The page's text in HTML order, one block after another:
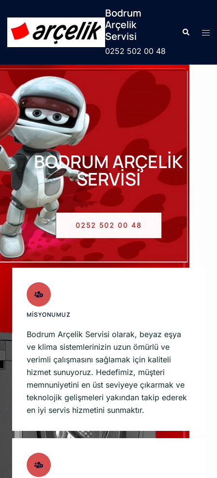
Bodrum
Arçelik
Servisi
0252 502 00 48
BODRUM ARÇELİK
SERVİSİ
0252 502 00 48
MİSYONUMUZ
Bodrum Arçelik Servisi olarak, beyaz eşya
ve klima sistemlerinizin uzun ömürlü ve
verimli çalışmasını sağlamak için kaliteli
hizmet sunuyoruz. Hedefimiz, müşteri
memnuniyetini en üst seviyeye çıkarmak ve
teknolojik gelişmeleri yakından takip ederek
en iyi servis hizmetini sunmaktır.